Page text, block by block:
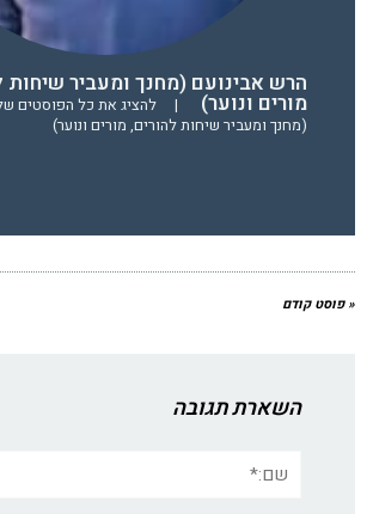
הרש אבינועם (מחנך ומעביר שיחות
מורים ונוער) |
להציג את כל הפוסטים
(מחנך ומעביר שיחות להורים, מורים ונוער)
« פוסט קודם
השארת תגובה